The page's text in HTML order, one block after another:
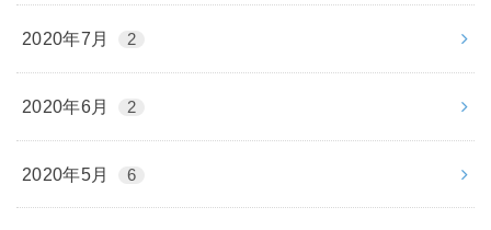
2020年7月 2
2020年6月 2
2020年5月 6